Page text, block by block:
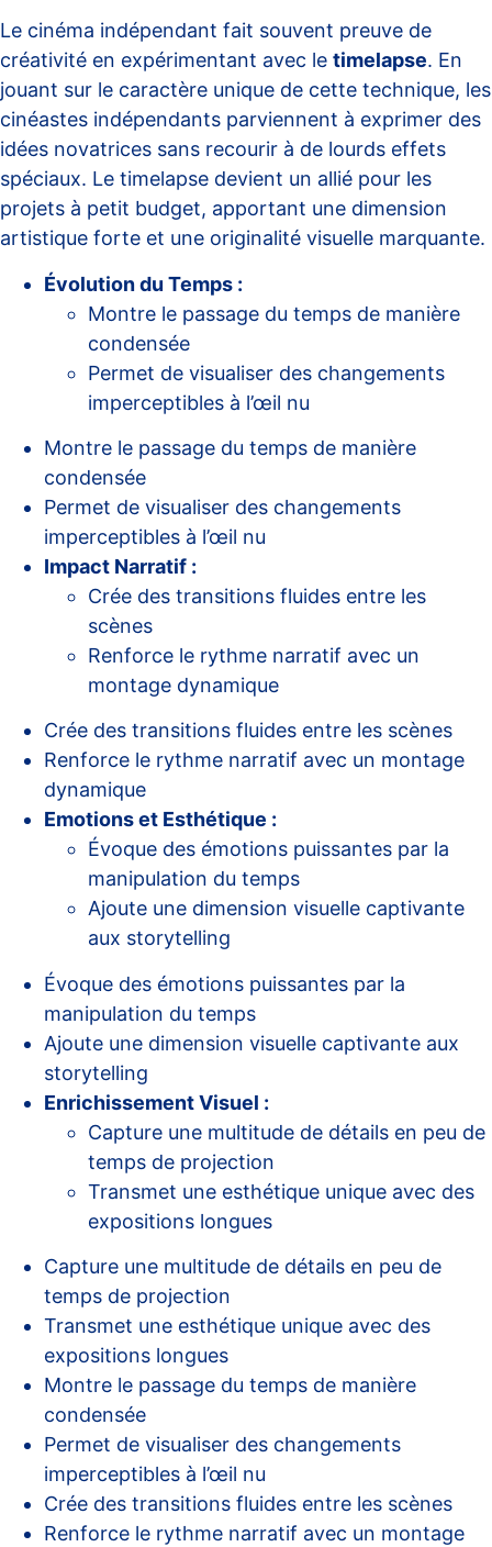
Le cinéma indépendant fait souvent preuve de
créativité en expérimentant avec le timelapse. En
jouant sur le caractère unique de cette technique, les
cinéastes indépendants parviennent à exprimer des
idées novatrices sans recourir à de lourds effets
spéciaux. Le timelapse devient un allié pour les
projets à petit budget, apportant une dimension
artistique forte et une originalité visuelle marquante.
Évolution du Temps :
Montre le passage du temps de manière
condensée
Permet de visualiser des changements
imperceptibles à l’œil nu
Montre le passage du temps de manière
condensée
Permet de visualiser des changements
imperceptibles à l’œil nu
Impact Narratif :
Crée des transitions fluides entre les
scènes
Renforce le rythme narratif avec un
montage dynamique
Crée des transitions fluides entre les scènes
Renforce le rythme narratif avec un montage
dynamique
Emotions et Esthétique :
Évoque des émotions puissantes par la
manipulation du temps
Ajoute une dimension visuelle captivante
aux storytelling
Évoque des émotions puissantes par la
manipulation du temps
Ajoute une dimension visuelle captivante aux
storytelling
Enrichissement Visuel :
Capture une multitude de détails en peu de
temps de projection
Transmet une esthétique unique avec des
expositions longues
Capture une multitude de détails en peu de
temps de projection
Transmet une esthétique unique avec des
expositions longues
Montre le passage du temps de manière
condensée
Permet de visualiser des changements
imperceptibles à l’œil nu
Crée des transitions fluides entre les scènes
Renforce le rythme narratif avec un montage